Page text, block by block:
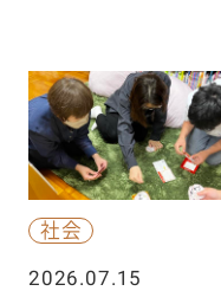
社会
2026.07.15